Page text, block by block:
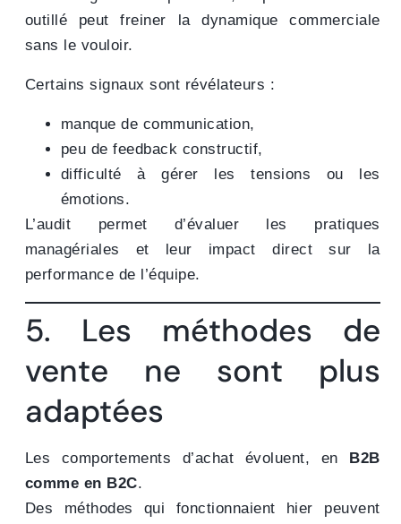
outillé peut freiner la dynamique commerciale
sans le vouloir.
Certains signaux sont révélateurs :
manque de communication,
peu de feedback constructif,
difficulté à gérer les tensions ou les
émotions.
L’audit permet d’évaluer les pratiques
managériales et leur impact direct sur la
performance de l’équipe.
5. Les méthodes de
vente ne sont plus
adaptées
Les comportements d’achat évoluent, en B2B
comme en B2C.
Des méthodes qui fonctionnaient hier peuvent